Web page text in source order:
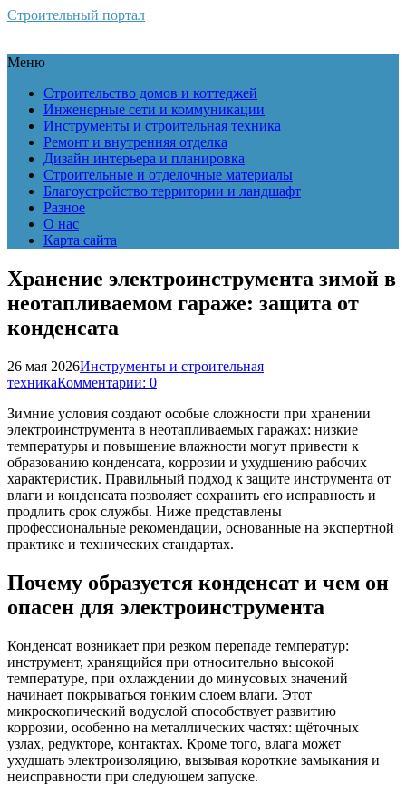
Строительный портал
Меню
Строительство домов и коттеджей
Инженерные сети и коммуникации
Инструменты и строительная техника
Ремонт и внутренняя отделка
Дизайн интерьера и планировка
Строительные и отделочные материалы
Благоустройство территории и ландшафт
Разное
О нас
Карта сайта
Хранение электроинструмента зимой в
неотапливаемом гараже: защита от
конденсата
26 мая 2026Инструменты и строительная
техникаКомментарии: 0
Зимние условия создают особые сложности при хранении
электроинструмента в неотапливаемых гаражах: низкие
температуры и повышение влажности могут привести к
образованию конденсата, коррозии и ухудшению рабочих
характеристик. Правильный подход к защите инструмента от
влаги и конденсата позволяет сохранить его исправность и
продлить срок службы. Ниже представлены
профессиональные рекомендации, основанные на экспертной
практике и технических стандартах.
Почему образуется конденсат и чем он
опасен для электроинструмента
Конденсат возникает при резком перепаде температур:
инструмент, хранящийся при относительно высокой
температуре, при охлаждении до минусовых значений
начинает покрываться тонким слоем влаги. Этот
микроскопический водуслой способствует развитию
коррозии, особенно на металлических частях: щёточных
узлах, редукторе, контактах. Кроме того, влага может
ухудшать электроизоляцию, вызывая короткие замыкания и
неисправности при следующем запуске.